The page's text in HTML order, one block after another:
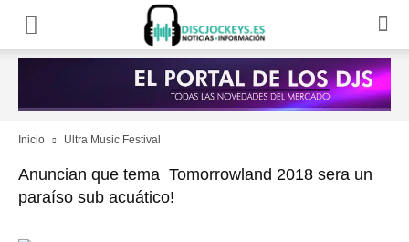
Inicio Ultra Music Festival
Anuncian que tema Tomorrowland 2018 sera un
paraíso sub acuático!